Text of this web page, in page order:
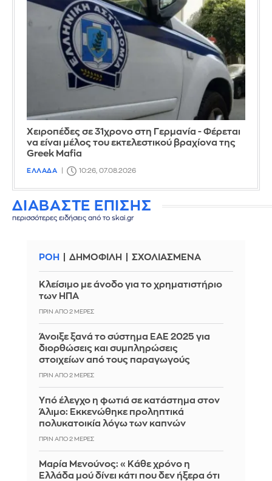
Χειροπέδες σε 31χρονο στη Γερμανία - Φέρεται
να είναι μέλος του εκτελεστικού βραχίονα της
Greek Mafia
ΕΛΛΑΔΑ 10:26, 07.08.2026
ΔΙΑΒΑΣΤΕ ΕΠΙΣΗΣ
περισσότερες ειδήσεις από το skai.gr
ΡΟΗ ΔΗΜΟΦΙΛΗ ΣΧΟΛΙΑΣΜΕΝΑ
Κλείσιμο με άνοδο για το χρηματιστήριο
των ΗΠΑ
ΠΡΙΝ ΑΠΌ 2 ΜΈΡΕΣ
Άνοιξε ξανά το σύστημα ΕΑΕ 2025 για
διορθώσεις και συμπληρώσεις
στοιχείων από τους παραγωγούς
ΠΡΙΝ ΑΠΌ 2 ΜΈΡΕΣ
Yπό έλεγχο η φωτιά σε κατάστημα στον
Άλιμο: Εκκενώθηκε προληπτικά
πολυκατοικία λόγω των καπνών
ΠΡΙΝ ΑΠΌ 2 ΜΈΡΕΣ
Μαρία Μενούνος: «Κάθε χρόνο η
Ελλάδα μού δίνει κάτι που δεν ήξερα ότι